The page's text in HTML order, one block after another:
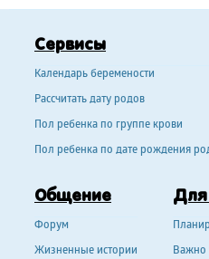
Сервисы
Календарь беремености
Рассчитать дату родов
Пол ребенка по группе крови
Пол ребенка по дате рождения
Общение
Форум
Жизненные истории
Важно